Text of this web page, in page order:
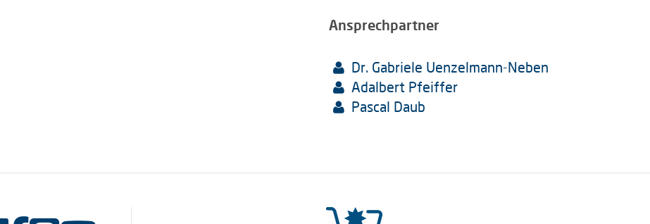
Ansprechpartner
Dr. Gabriele Uenzelmann-Neben
Adalbert Pfeiffer
Pascal Daub